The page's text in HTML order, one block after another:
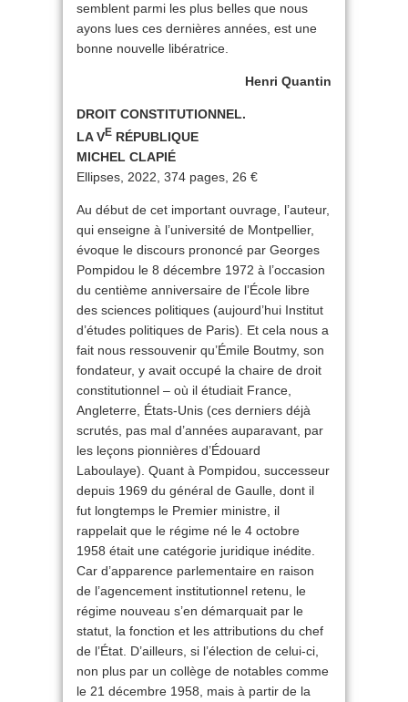
semblent parmi les plus belles que nous
ayons lues ces dernières années, est une
bonne nouvelle libératrice.
Henri Quantin
DROIT CONSTITUTIONNEL.
LA VE RÉPUBLIQUE
MICHEL CLAPIÉ
Ellipses, 2022, 374 pages, 26 €
Au début de cet important ouvrage, l’auteur,
qui enseigne à l’université de Montpellier,
évoque le discours prononcé par Georges
Pompidou le 8 décembre 1972 à l’occasion
du centième anniversaire de l’École libre
des sciences politiques (aujourd’hui Institut
d’études politiques de Paris). Et cela nous a
fait nous ressouvenir qu’Émile Boutmy, son
fondateur, y avait occupé la chaire de droit
constitutionnel – où il étudiait France,
Angleterre, États-Unis (ces derniers déjà
scrutés, pas mal d’années auparavant, par
les leçons pionnières d’Édouard
Laboulaye). Quant à Pompidou, successeur
depuis 1969 du général de Gaulle, dont il
fut longtemps le Premier ministre, il
rappelait que le régime né le 4 octobre
1958 était une catégorie juridique inédite.
Car d’apparence parlementaire en raison
de l’agencement institutionnel retenu, le
régime nouveau s’en démarquait par le
statut, la fonction et les attributions du chef
de l’État. D’ailleurs, si l’élection de celui-ci,
non plus par un collège de notables comme
le 21 décembre 1958, mais à partir de la